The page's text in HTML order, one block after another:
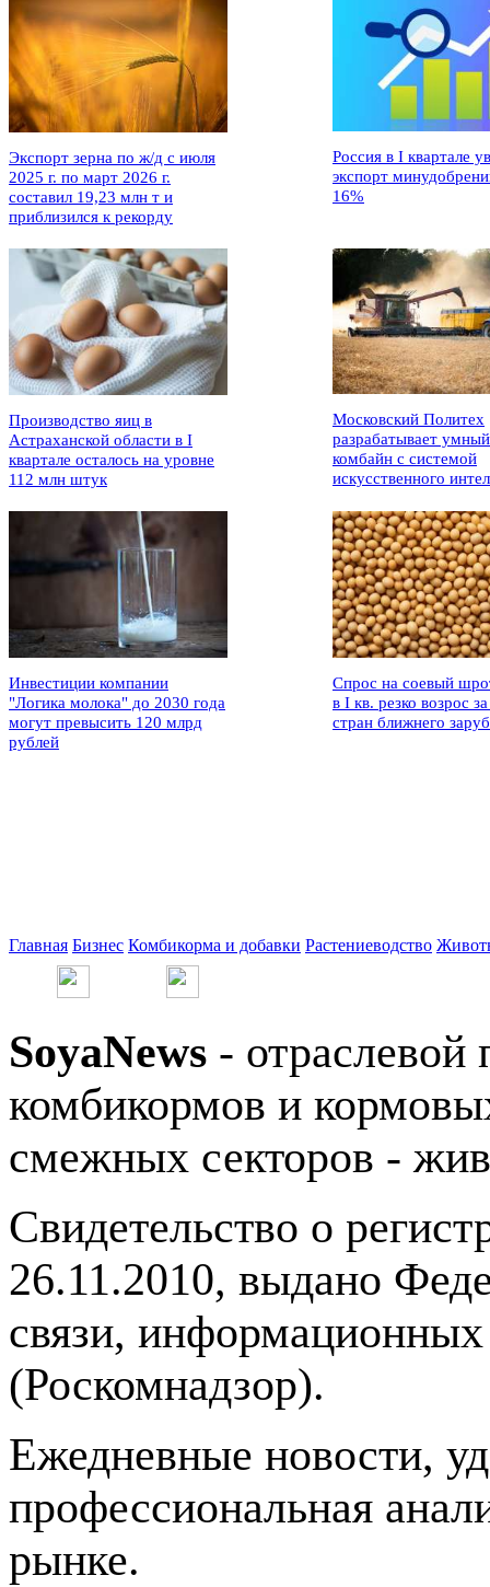
Экспорт зерна по ж/д с июля
2025 г. по март 2026 г.
составил 19,23 млн т и
приблизился к рекорду
Россия в I квартале
экспорт
16%
Производство яиц в
Астраханской области в I
квартале осталось на уровне
112 млн штук
Московский Политех
разрабатывает умный
комбайн с системой
искусственного
Инвестиции компании
"Логика молока" до 2030 года
могут превысить 120 млрд
рублей
Спрос на соевый
в I кв. резко возрос
стран ближнего
Главная Бизнес Комбикорма и добавки Растениеводство
SoyaNews - отраслевой
комбикормов и
смежных секторов -
Свидетельство о
26.11.2010, выдано
связи,
(Роскомнадзор).
Ежедневные новости,
профессиональная
рынке.